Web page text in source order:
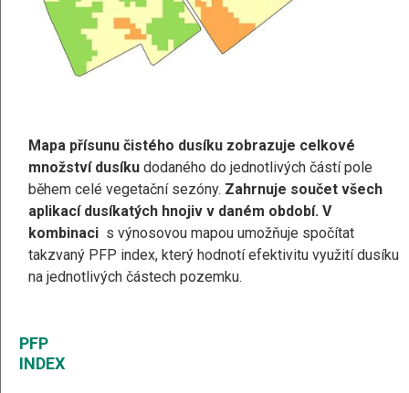
Mapa přísunu čistého dusíku zobrazuje celkové
množství dusíku dodaného do jednotlivých částí pole
během celé vegetační sezóny. Zahrnuje součet všech
aplikací dusíkatých hnojiv v daném období. V
kombinaci s výnosovou mapou umožňuje spočítat
takzvaný PFP index, který hodnotí efektivitu využití dusíku
na jednotlivých částech pozemku.
PFP
INDEX